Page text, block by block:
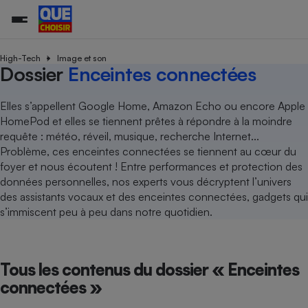
High-Tech Image et son
Dossier Enceintes connectées
Elles s’appellent Google Home, Amazon Echo ou encore Apple
HomePod et elles se tiennent prêtes à répondre à la moindre
requête : météo, réveil, musique, recherche Internet...
Problème, ces enceintes connectées se tiennent au cœur du
foyer et nous écoutent ! Entre performances et protection des
données personnelles, nos experts vous décryptent l’univers
des assistants vocaux et des enceintes connectées, gadgets qui
s’immiscent peu à peu dans notre quotidien.
Tous les contenus du dossier « Enceintes
connectées »
Additifs
Nutrition
Assurance auto
Magasin - Grande surface
Marketing - Fidélisation
Organismes de défense
Système judiciairegratuit
Air
Déchet
Energie
Achat - Vente - Travaux
Copropriété
Location
Sport
Vacances - Tourisme
électrique
Démarche administrative
Famille
Senior
Service marchand
Train
Transport aérien
Toutes les actualités
Enquêtes
Guides d'achat
Conseils
Brèves
Tous les services
Soumettre un litige
Lettres types
Tous nos combats
Nos actions
Nos grandes victoires
Les billets de la présidente
Nos associations locales
Nous rejoindre
nous ?
L’association
Nos missions
Notre méthodologie
Notre financement
Nos partenaires
Nous rejoindre